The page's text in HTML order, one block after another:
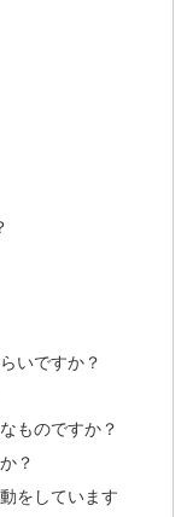
いですか？
ものですか？
？
をしています